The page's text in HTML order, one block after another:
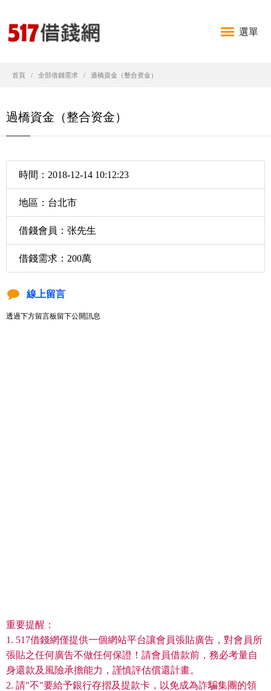
選單
首頁 全部借錢需求 過橋資金（整合资金）
過橋資金（整合资金）
時間：2018-12-14 10:12:23
地區：台北市
借錢會員：张先生
借錢需求：200萬
線上留言
透過下方留言板留下公開訊息
重要提醒：
1. 517借錢網僅提供一個網站平台讓會員張貼廣告，對會員所
張貼之任何廣告不做任何保證！請會員借款前，務必考量自
身還款及風險承擔能力，謹慎評估償還計畫。
2. 請"不"要給予銀行存摺及提款卡，以免成為詐騙集團的領